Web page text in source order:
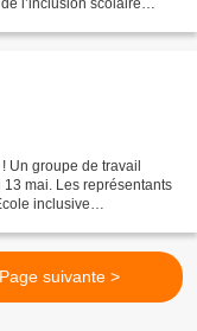
l’inclusion scolaire
Un groupe de travail
13 mai. Les représentants
inclusive
Page suivante >